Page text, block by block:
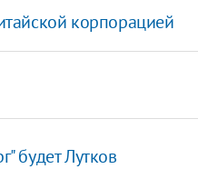
корпорацией
будет Лутков